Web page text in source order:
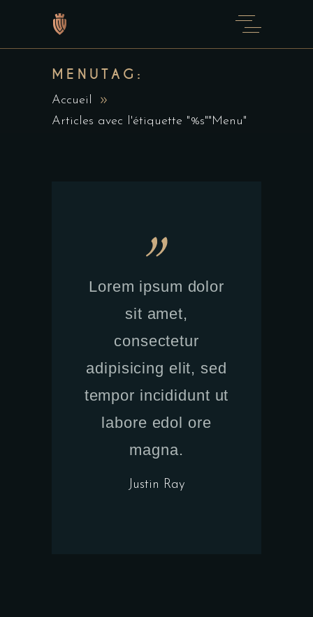
MENUTAG:
Accueil
Articles avec l'étiquette "%s""Menu"
Lorem ipsum dolor
sit amet,
consectetur
adipisicing elit, sed
tempor incididunt ut
labore edol ore
magna.
Justin Ray